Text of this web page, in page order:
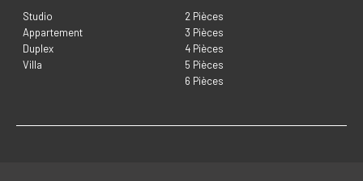
Studio
Appartement
Duplex
Villa
2 Pièces
3 Pièces
4 Pièces
5 Pièces
6 Pièces